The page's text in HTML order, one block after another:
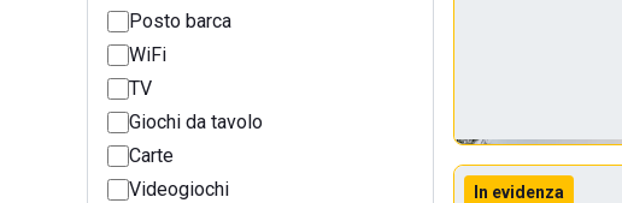
Posto barca
WiFi
TV
Giochi da tavolo
Carte
Videogiochi
In evidenza